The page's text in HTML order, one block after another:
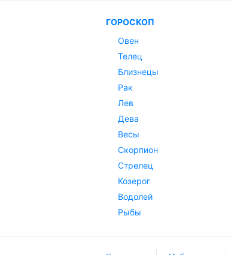
ГОРОСКОП
Овен
Телец
Близнецы
Рак
Лев
Дева
Весы
Скорпион
Стрелец
Козерог
Водолей
Рыбы